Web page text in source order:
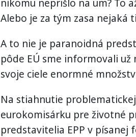
nikomu neprišlo na um? To
Alebo je za tým zasa nejaká
A to nie je paranoidná
pôde EÚ sme informovali už
svoje ciele enormné
Na stiahnutie
eurokomisárku pre životné
predstavitelia EPP v písanej